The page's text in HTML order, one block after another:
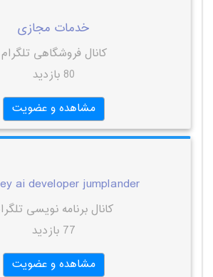
خدمات مجازی
کانال فروشگاهی تلگرام
80 بازدید
مشاهده و عضویت
ai developer jumplander
کانال برنامه نویسی
77 بازدید
مشاهده و عضویت